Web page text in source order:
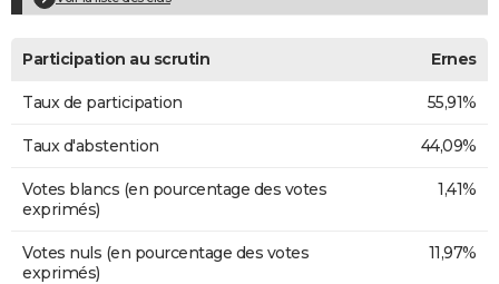
Bricolage
Lifestyle
Culture
Sport
Auto
Television
Voyage
Cinema
Participation au scrutin Ernes
Taux de participation 55,91%
Taux d'abstention 44,09%
Votes blancs (en pourcentage des votes
exprimés)
1,41%
Votes nuls (en pourcentage des votes
exprimés)
11,97%